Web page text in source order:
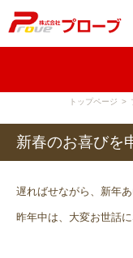
トップページ >
新春のお喜びを
遅ればせながら、新年
昨年中は、大変お世話に